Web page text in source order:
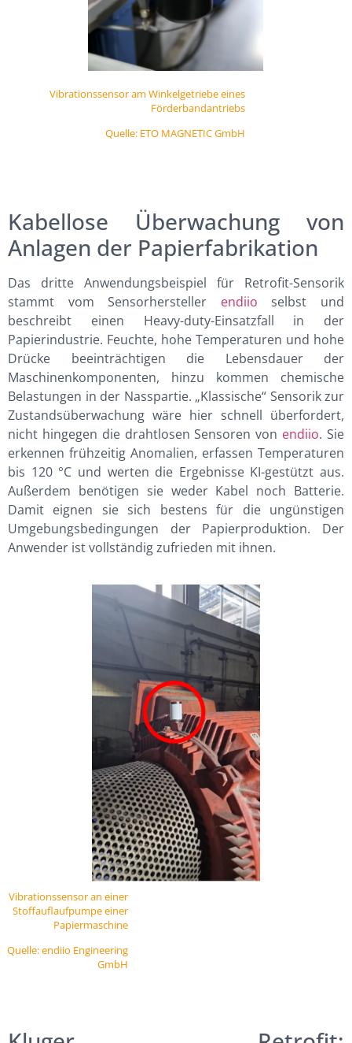
Vibrationssensor am Winkelgetriebe eines
Förderbandantriebs
Quelle: ETO MAGNETIC GmbH
Kabellose Überwachung von
Anlagen der Papierfabrikation
Das dritte Anwendungsbeispiel für Retrofit-Sensorik
stammt vom Sensorhersteller endiio selbst und
beschreibt einen Heavy-duty-Einsatzfall in der
Papierindustrie. Feuchte, hohe Temperaturen und hohe
Drücke beeinträchtigen die Lebensdauer der
Maschinenkomponenten, hinzu kommen chemische
Belastungen in der Nasspartie. „Klassische“ Sensorik zur
Zustandsüberwachung wäre hier schnell überfordert,
nicht hingegen die drahtlosen Sensoren von endiio. Sie
erkennen frühzeitig Anomalien, erfassen Temperaturen
bis 120 °C und werten die Ergebnisse KI-gestützt aus.
Außerdem benötigen sie weder Kabel noch Batterie.
Damit eignen sie sich bestens für die ungünstigen
Umgebungsbedingungen der Papierproduktion. Der
Anwender ist vollständig zufrieden mit ihnen.
Vibrationssensor an einer
Stoffauflaufpumpe einer
Papiermaschine
Quelle: endiio Engineering
GmbH